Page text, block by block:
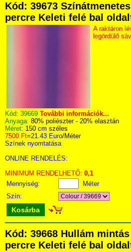
Kód: 39673
percre Keleti felé bal
A raktáron
legördülő
Kód: 39669 További információk...
Anyaga: 80% poliészter - 20% elasztán
Méret: 150 cm széles
7500 Ft=21.43 Euro/Méter
Színek nyomtatása
ONLINE RENDELÉS:
MINIMUM RENDELHETŐ: 0,1
Mennyiség:
Méter
Szín:
Kosárba
Kód: 39668 Hullám
percre Keleti felé bal